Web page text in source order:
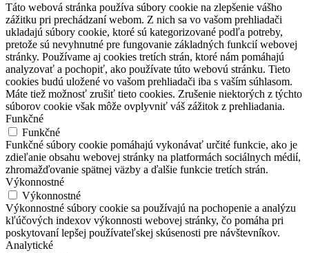
Táto webová stránka používa súbory cookie na zlepšenie vášho
zážitku pri prechádzaní webom. Z nich sa vo vašom prehliadači
ukladajú súbory cookie, ktoré sú kategorizované podľa potreby,
pretože sú nevyhnutné pre fungovanie základných funkcií webovej
stránky. Používame aj cookies tretích strán, ktoré nám pomáhajú
analyzovať a pochopiť, ako používate túto webovú stránku. Tieto
cookies budú uložené vo vašom prehliadači iba s vaším súhlasom.
Máte tiež možnosť zrušiť tieto cookies. Zrušenie niektorých z týchto
súborov cookie však môže ovplyvniť váš zážitok z prehliadania.
Funkčné
Funkčné
Funkčné súbory cookie pomáhajú vykonávať určité funkcie, ako je
zdieľanie obsahu webovej stránky na platformách sociálnych médií,
zhromažďovanie spätnej väzby a ďalšie funkcie tretích strán.
Výkonnostné
Výkonnostné
Výkonnostné súbory cookie sa používajú na pochopenie a analýzu
kľúčových indexov výkonnosti webovej stránky, čo pomáha pri
poskytovaní lepšej používateľskej skúsenosti pre návštevníkov.
Analytické